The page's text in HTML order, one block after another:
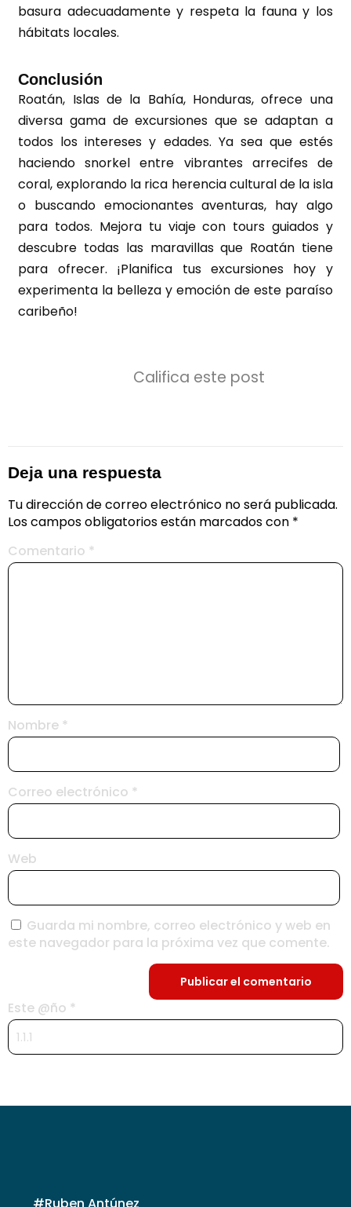
basura adecuadamente y respeta la fauna y los
hábitats locales.
Conclusión
Roatán, Islas de la Bahía, Honduras, ofrece una
diversa gama de excursiones que se adaptan a
todos los intereses y edades. Ya sea que estés
haciendo snorkel entre vibrantes arrecifes de
coral, explorando la rica herencia cultural de la isla
o buscando emocionantes aventuras, hay algo
para todos. Mejora tu viaje con tours guiados y
descubre todas las maravillas que Roatán tiene
para ofrecer. ¡Planifica tus excursiones hoy y
experimenta la belleza y emoción de este paraíso
caribeño!
Califica este post
Deja una respuesta
Tu dirección de correo electrónico no será publicada.
Los campos obligatorios están marcados con *
Comentario *
Nombre *
Correo electrónico *
Web
Guarda mi nombre, correo electrónico y web en
este navegador para la próxima vez que comente.
Este @ño *
#Ruben Antúnez